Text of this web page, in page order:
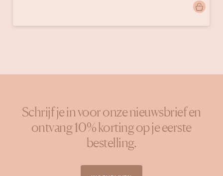
gepubliceerd
Schrijf je in voor onze nieuwsbrief en
ontvang 10% korting op je eerste
bestelling.